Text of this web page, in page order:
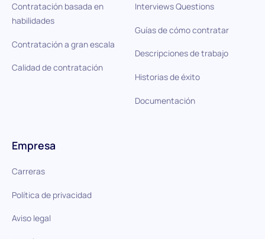
Contratación basada en
habilidades
Contratación a gran escala
Calidad de contratación
Interviews Questions
Guías de cómo contratar
Descripciones de trabajo
Historias de éxito
Documentación
Empresa
Carreras
Política de privacidad
Aviso legal